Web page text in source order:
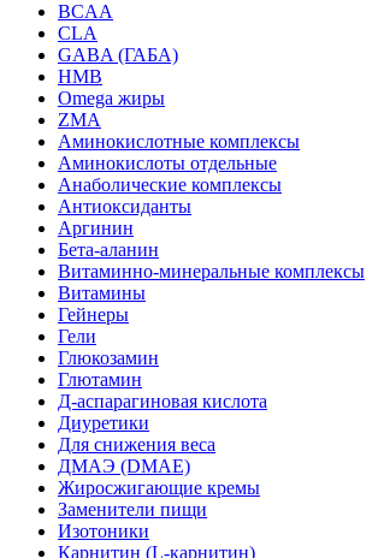
BCAA
CLA
GABA (ГАБА)
HMB
Omega жиры
ZMA
Аминокислотные комплексы
Аминокислоты отдельные
Анаболические комплексы
Антиоксиданты
Аргинин
Бета-аланин
Витаминно-минеральные комплексы
Витамины
Гейнеры
Гели
Глюкозамин
Глютамин
Д-аспарагиновая кислота
Диуретики
Для снижения веса
ДМАЭ (DMAE)
Жиросжигающие кремы
Заменители пищи
Изотоники
Карнитин (L-карнитин)